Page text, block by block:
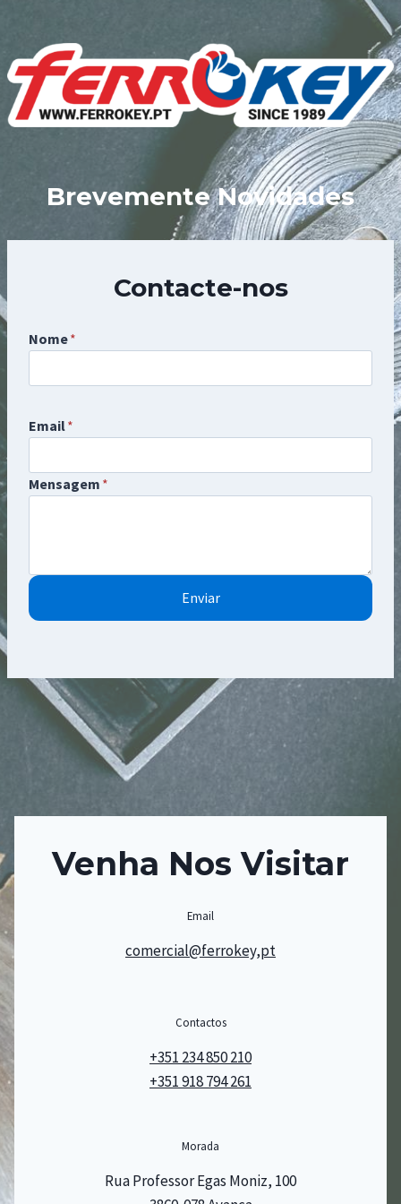
content
Brevemente Novidades
Contacte-nos
Nome*
Email*
Mensagem *
Enviar
Venha Nos Visitar
Email
comercial@ferrokey,pt
Contactos
+351 234 850 210
+351 918 794 261
Morada
Rua Professor Egas Moniz, 100